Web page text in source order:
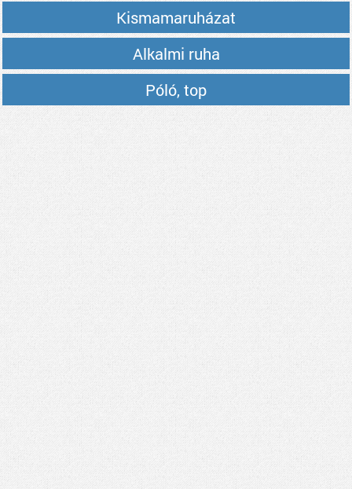
Kismamaruházat
Alkalmi ruha
Póló, top